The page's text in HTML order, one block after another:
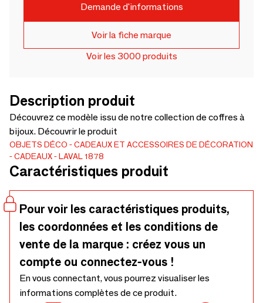
Demande d'informations
Voir la fiche marque
Voir les 3000 produits
Description produit
Découvrez ce modèle issu de notre collection de coffres à
bijoux. Découvrir le produit
OBJETS DÉCO
CADEAUX ET ACCESSOIRES DE DÉCORATION
CADEAUX
LAVAL 1878
Caractéristiques produit
Pour voir les caractéristiques produits,
les coordonnées et les conditions de
vente de la marque : créez vous un
compte ou connectez-vous !
En vous connectant, vous pourrez visualiser les
informations complètes de ce produit.